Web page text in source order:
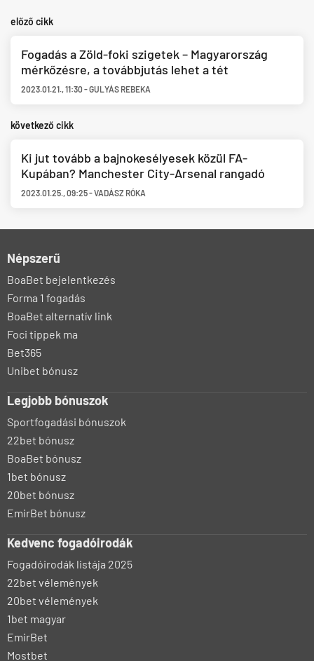
előző cikk
Fogadás a Zöld-foki szigetek – Magyarország
mérkőzésre, a továbbjutás lehet a tét
2023.01.21.,11:30-GULYÁS REBEKA
következő cikk
Ki jut tovább a bajnokesélyesek közül FA-
Kupában? Manchester City-Arsenal rangadó
2023.01.25.,09:25-VADÁSZ RÓKA
Népszerű
BoaBet bejelentkezés
Forma 1 fogadás
BoaBet alternatív link
Foci tippek ma
Bet365
Unibet bónusz
Legjobb bónuszok
Sportfogadási bónuszok
22bet bónusz
BoaBet bónusz
1bet bónusz
20bet bónusz
EmirBet bónusz
Kedvenc fogadóirodák
Fogadóirodák listája 2025
22bet vélemények
20bet vélemények
1bet magyar
EmirBet
Mostbet